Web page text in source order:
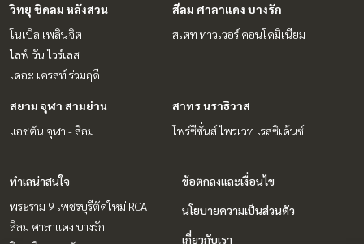
วิทยุ ชิดลม หลังสวน
โนเบิล เพลินจิต
ไลฟ์ วัน ไวร์เลส
เดอะ เครสท์ ร่วมฤดี
สีลม ศาลาแดง บางรัก
สเตท ทาวเวอร์ คอนโดมิเนียม
สยาม จุฬา สามย่าน
แอชตัน จุฬา - สีลม
สาทร นราธิวาส
โฟร์ซีซั่นส์ ไพรเวท เรสซิเด้นซ์
ทำเลน่าสนใจ
พระราม 9 เพชรบุรีตัดใหม่ RCA
สีลม ศาลาแดง บางรัก
ข้อตกลงและเงื่อนไข
นโยบายความเป็นส่วนตัว
เกี่ยวกับเรา